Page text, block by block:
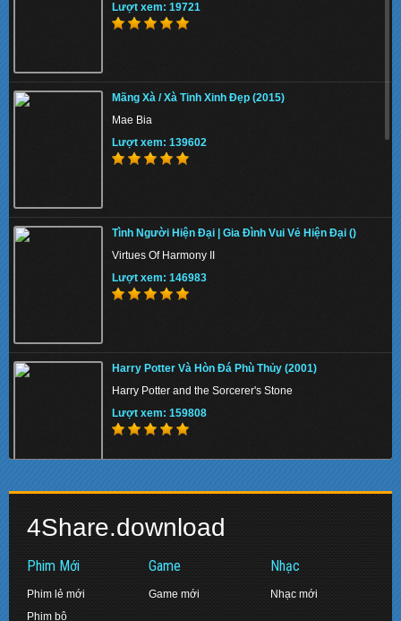
Đại Náo Thiên Cung ()
The Monkey King
Lượt xem: 131828
Hải Tặc (2014)
The Pirates
Lượt xem: 150773
[TMTV] Người Hộ Vệ Rồng Xứ Berk (2012-?)
Dragons Riders Of Berk Season 1
Lượt xem: 145818
Lượt xem: 154682
Lượt xem: 19721
Mãng Xà / Xà Tinh Xinh Đẹp (2015)
Mae Bia
Lượt xem: 139602
Tình Người Hiện Đại | Gia Đình Vui Vẻ Hiện Đại ()
Virtues Of Harmony II
Lượt xem: 146983
Harry Potter Và Hòn Đá Phù Thủy (2001)
Harry Potter and the Sorcerer's Stone
Lượt xem: 159808
Frozen II (2019)
4Share.download
Phim Mới
Phim lẻ mới
Phim bộ
Game
Game mới
Nhạc
Nhạc mới